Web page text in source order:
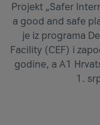
Projekt „Safer
a good and safe
je iz programa
Facility (CEF) i
godine, a A1
1.